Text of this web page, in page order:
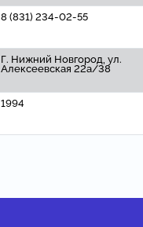
8 (831) 234-02-55
Г. Нижний Новгород, ул.
Алексеевская 22а/38
1994